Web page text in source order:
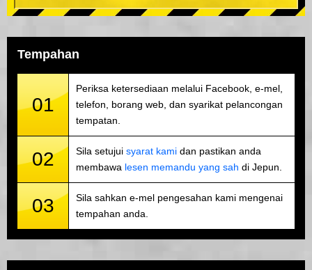
Tempahan
01
Periksa ketersediaan melalui Facebook, e-mel,
telefon, borang web, dan syarikat pelancongan
tempatan.
02 Sila setujui syarat kami dan pastikan anda
membawa lesen memandu yang sah di Jepun.
03
Sila sahkan e-mel pengesahan kami mengenai
tempahan anda.